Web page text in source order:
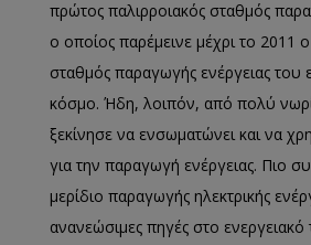
πρώτος παλιρροιακός σταθμός
ο οποίος παρέμεινε μέχρι το 2011
σταθμός παραγωγής ενέργειας του
κόσμο. Ήδη, λοιπόν, από πολύ
ξεκίνησε να ενσωματώνει και να
για την παραγωγή ενέργειας. Πιο
μερίδιο παραγωγής ηλεκτρικής
ανανεώσιμες πηγές στο ενεργειακό